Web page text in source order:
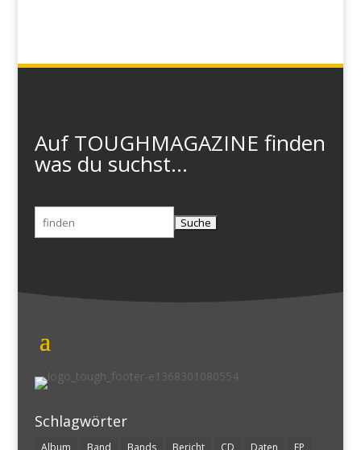
Auf TOUGHMAGAZINE finden
was du suchst...
Suchen
nach:
Schlagwörter
Album Band Bands Bericht CD Daten EP